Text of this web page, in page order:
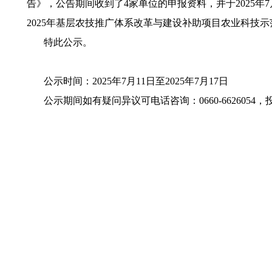
告》，公告期间收到了4家单位的申报资料，并于2025
2025年基层农技推广体系改革与建设补助项目农业科技
特此公示。
公示时间：2025年7月11日至2025年7月17日
公示期间如有疑问异议可电话咨询：0660-6626054